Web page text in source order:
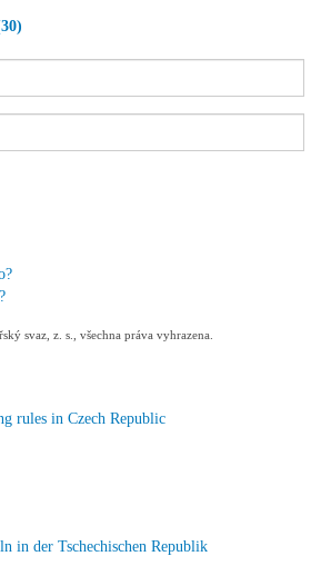
svaz, z. s., všechna práva vyhrazena.
rules in Czech Republic
in der Tschechischen Republik